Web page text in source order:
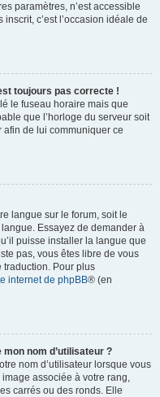
paramètres, n’est accessible
c’est l’occasion idéale de
toujours pas correcte !
le fuseau horaire mais que
que l’horloge du serveur soit
de lui communiquer ce
langue sur le forum, soit le
Essayez de demander à
puisse installer la langue que
pas, vous êtes libre de vous
traduction. Pour plus
internet de phpBB® (en
nom d’utilisateur ?
nom d’utilisateur lorsque vous
associée à votre rang,
carrés ou des ronds. Elle